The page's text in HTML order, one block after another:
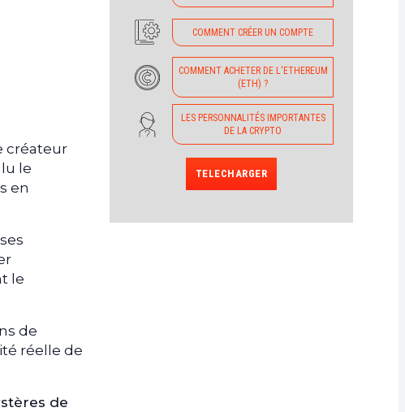
créateur
le
en
le
de
réelle de
de
COMMENT CRÉER UN COMPTE
COMMENT ACHETER DE L'ETHEREUM
(ETH) ?
LES PERSONNALITÉS IMPORTANTES
DE LA CRYPTO
TELECHARGER